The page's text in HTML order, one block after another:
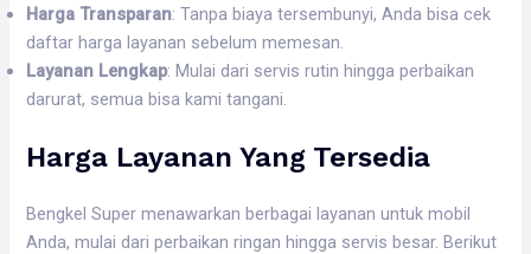
Harga Transparan: Tanpa biaya tersembunyi, Anda bisa cek
daftar harga layanan sebelum memesan.
Layanan Lengkap: Mulai dari servis rutin hingga perbaikan
darurat, semua bisa kami tangani.
Harga Layanan Yang Tersedia
Bengkel Super menawarkan berbagai layanan untuk mobil
Anda, mulai dari perbaikan ringan hingga servis besar. Berikut